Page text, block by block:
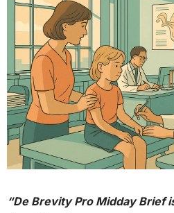
“De Brevity Pro Midday Brief